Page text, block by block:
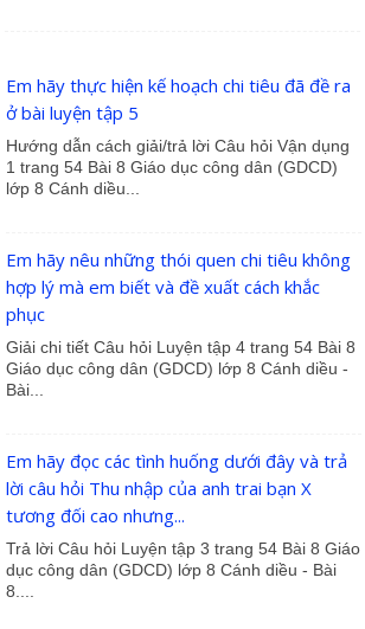
Em hãy thực hiện kế hoạch chi tiêu đã đề ra
ở bài luyện tập 5
Hướng dẫn cách giải/trả lời Câu hỏi Vận dụng
1 trang 54 Bài 8 Giáo dục công dân (GDCD)
lớp 8 Cánh diều...
Em hãy nêu những thói quen chi tiêu không
hợp lý mà em biết và đề xuất cách khắc
phục
Giải chi tiết Câu hỏi Luyện tập 4 trang 54 Bài 8
Giáo dục công dân (GDCD) lớp 8 Cánh diều -
Bài...
Em hãy đọc các tình huống dưới đây và trả
lời câu hỏi Thu nhập của anh trai bạn X
tương đối cao nhưng...
Trả lời Câu hỏi Luyện tập 3 trang 54 Bài 8 Giáo
dục công dân (GDCD) lớp 8 Cánh diều - Bài
8....